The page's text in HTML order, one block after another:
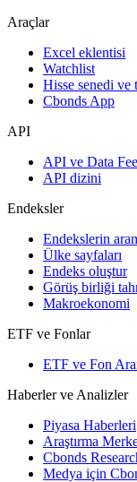
Araçlar
Excel eklentisi
Watchlist
Hisse senedi ve
Cbonds App
API
API ve Data
API dizini
Endeksler
Endekslerin
Ülke sayfaları
Endeks oluştur
Görüş birliği
Makroekonomi
ETF ve Fonlar
ETF ve Fon
Haberler ve Analizler
Piyasa Haberleri
Araştırma
Cbonds
Medya için